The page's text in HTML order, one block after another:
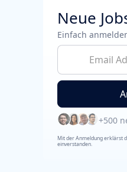
Neue
Einfach
+500
Mit der Anmeldung erklärst
einverstanden.